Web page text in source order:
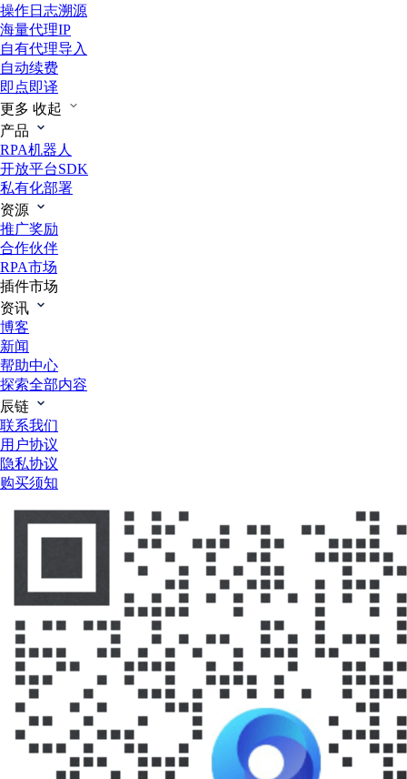
操作日志溯源
海量代理IP
自有代理导入
自动续费
即点即译
更多 收起
产品
RPA机器人
开放平台SDK
私有化部署
资源
推广奖励
合作伙伴
RPA市场
插件市场
资讯
博客
新闻
帮助中心
探索全部内容
辰链
联系我们
用户协议
隐私协议
购买须知